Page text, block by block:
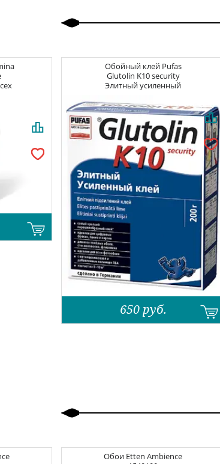
Обойный клей Pufas
Glutolin K10 security
Элитный усиленный
650руб.
Обои Etten Ambience